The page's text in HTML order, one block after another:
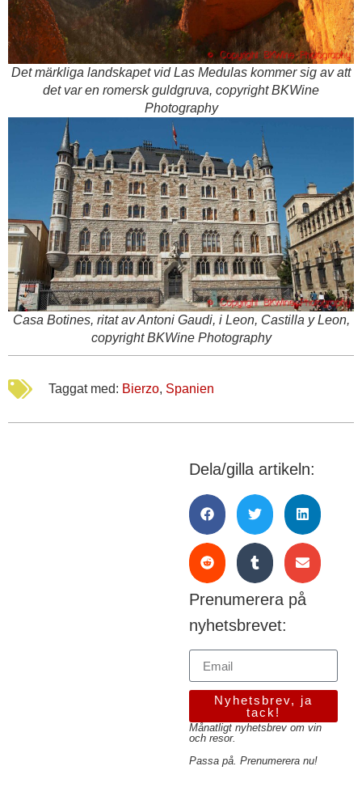
Det märkliga landskapet vid Las Medulas kommer sig av att
det var en romersk guldgruva, copyright BKWine
Photography
Casa Botines, ritat av Antoni Gaudi, i Leon, Castilla y Leon,
copyright BKWine Photography
Taggat med: Bierzo, Spanien
Dela/gilla artikeln:
Prenumerera på
nyhetsbrevet:
Nyhetsbrev, ja
tack!
Månatligt nyhetsbrev om vin
och resor.
Passa på. Prenumerera nu!